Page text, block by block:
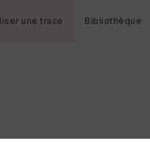
une trace Bibliothèque